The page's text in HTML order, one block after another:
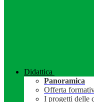
Didattica
Panoramica
Offerta
I progetti delle